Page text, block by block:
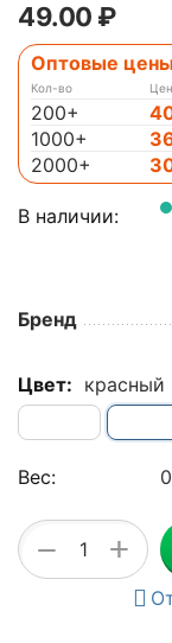
49.00 ₽
Оптовые
Кол-во
200+
1000+
2000+
В наличии:
Бренд
Цвет: красный
Вес:
+
−